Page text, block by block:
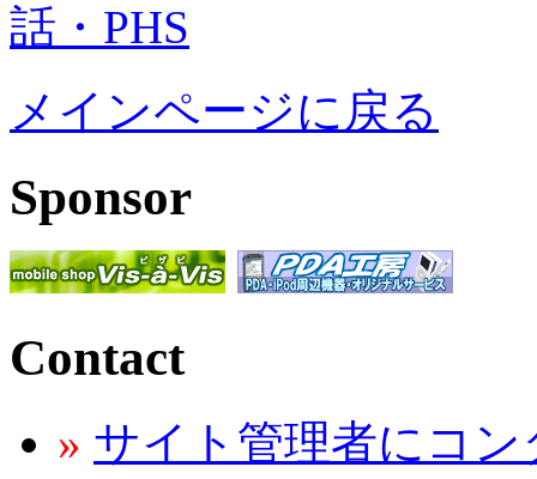
話・PHS
メインページに戻る
Sponsor
Contact
» サイト管理者にコン